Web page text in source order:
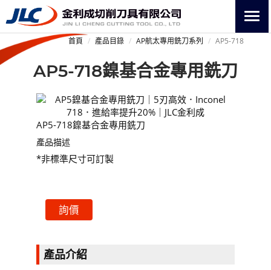
首頁 產品目錄 AP航太專用銑刀系列 AP5-718
AP5-718鎳基合金專用銑刀
AP5-718鎳基合金專用銑刀
產品描述
*非標準尺寸可訂製
詢價
產品介紹